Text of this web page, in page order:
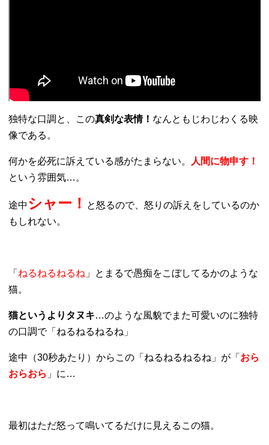
独特な口調と、この真剣な表情！ なんともじわじわくる映
像である。
何かを必死に訴えている感がたまらない。
人間に物申す！
という雰囲気…。
途中 シャー！
と怒るので、怒りの訴えをしているのか
もしれない。
「 ねるねるねるね 」とまるで愚痴をこぼしてるかのような
猫。
猫というよりタヌキ…のような風貌でまた可愛いのに独特
の口調で「ねるねるねるね」
途中（30秒あたり）からこの「ねるねるねるね」が「 おら
おらおら 」に…
最初はただ怒って鳴いてるだけに見えるこの猫。